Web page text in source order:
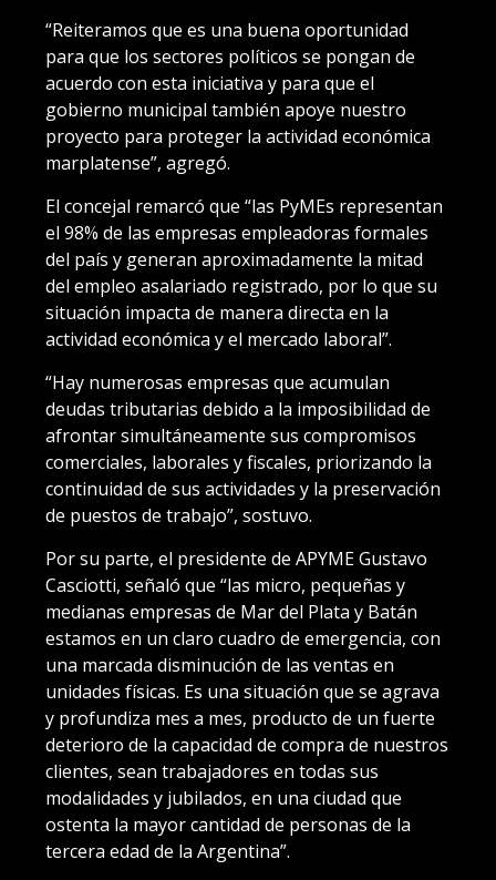
“Reiteramos que es una buena oportunidad
para que los sectores políticos se pongan de
acuerdo con esta iniciativa y para que el
gobierno municipal también apoye nuestro
proyecto para proteger la actividad económica
marplatense”, agregó.
El concejal remarcó que “las PyMEs representan
el 98% de las empresas empleadoras formales
del país y generan aproximadamente la mitad
del empleo asalariado registrado, por lo que su
situación impacta de manera directa en la
actividad económica y el mercado laboral”.
“Hay numerosas empresas que acumulan
deudas tributarias debido a la imposibilidad de
afrontar simultáneamente sus compromisos
comerciales, laborales y fiscales, priorizando la
continuidad de sus actividades y la preservación
de puestos de trabajo”, sostuvo.
Por su parte, el presidente de APYME Gustavo
Casciotti, señaló que “las micro, pequeñas y
medianas empresas de Mar del Plata y Batán
estamos en un claro cuadro de emergencia, con
una marcada disminución de las ventas en
unidades físicas. Es una situación que se agrava
y profundiza mes a mes, producto de un fuerte
deterioro de la capacidad de compra de nuestros
clientes, sean trabajadores en todas sus
modalidades y jubilados, en una ciudad que
ostenta la mayor cantidad de personas de la
tercera edad de la Argentina”.